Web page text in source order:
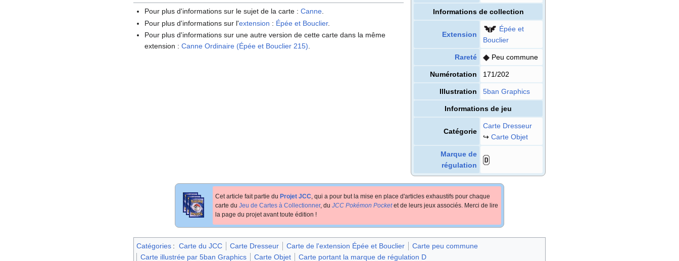
Informations de collection
Extension
Épée et
Bouclier
Rareté Peu commune
Numérotation 171/202
Illustration 5ban Graphics
Informations de jeu
Catégorie
Carte Dresseur
↪ Carte Objet
Marque de
régulation
Pour plus d'informations sur le sujet de la carte :Canne
Pour plus d'informations sur l'extension : Épée et Bouclier.
Pour plus d'informations sur une autre version de cette carte dans la même
extension :Canne Ordinaire (Épée et Bouclier 215)
Cet article fait partie du Projet JCC, qui a pour but la mise en place d'articles exhaustifs pour chaque
carte du Jeu de Cartes à Collectionner, du JCC Pokémon Pocketet de leurs jeux associés. Merci de lire
la page du projet avant toute édition !
Catégories : Carte du JCC Carte Dresseur Carte de l'extension Épée et Bouclier
Carte peu commune
Carte illustrée par 5ban Graphics
Carte Objet Carte portant la marque de régulation D